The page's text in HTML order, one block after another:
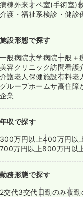
病棟外来オペ室(手術室)
介護・福祉系検診・健診
施設形態で探す
一般病院大学病院一般＋
美容クリニック訪問看護
介護老人保健施設有料老
グループホームサ高住障
企業
年収で探す
300万円以上400万円以
700万円以上800万円以
勤務形態で探す
2交代3交代日勤のみ夜勤